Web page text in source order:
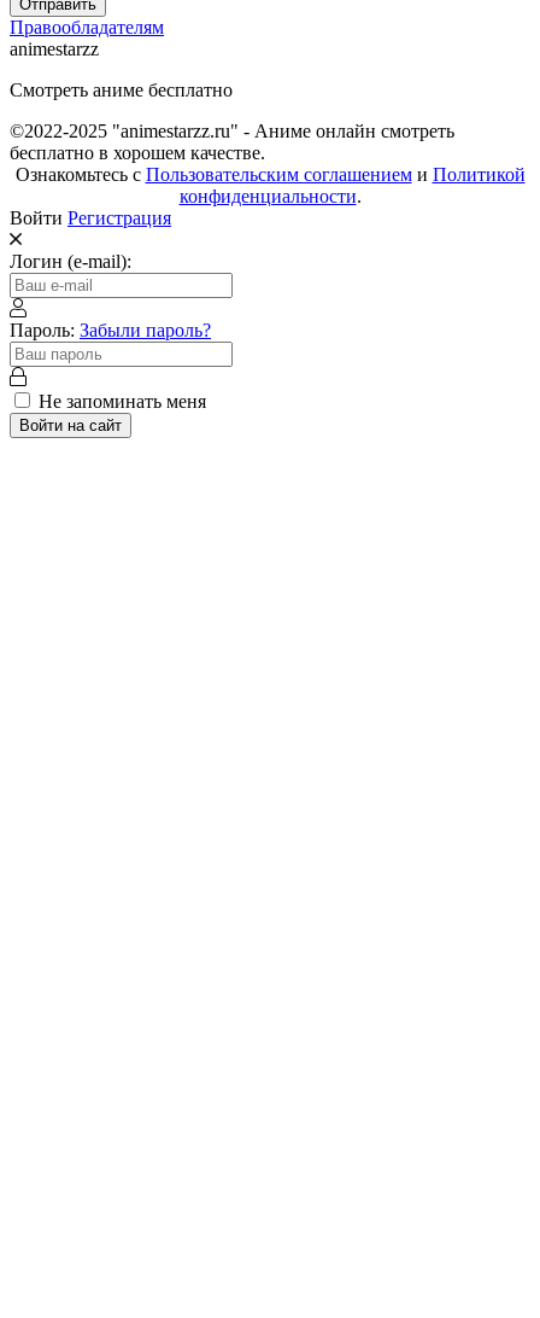
Отправить
Правообладателям
animestarzz
Смотреть аниме бесплатно
©2022-2025 "animestarzz.ru" - Аниме онлайн смотреть
бесплатно в хорошем качестве.
Ознакомьтесь с Пользовательским соглашениеми Политикой
конфиденциальности.
Войти Регистрация
Логин (e-mail):
Пароль: Забыли пароль?
Не запоминать меня
Войти на сайт